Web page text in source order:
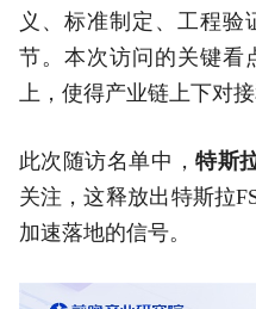
义、标准制定、工程验
节。本次访问的关键看
上，使得产业链上下对
此次随访名单中，特斯
关注，这释放出特斯拉
加速落地的信号。